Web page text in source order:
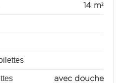
14 m²
avec douche